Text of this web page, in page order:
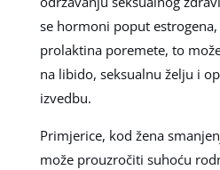
se hormoni poput
prolaktina poremete, to
na libido, seksualnu želju i
izvedbu.
Primjerice, kod žena
može prouzročiti suhoću